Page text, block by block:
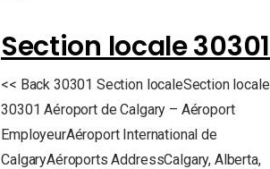
Section locale 30301
<< Back 30301 Section localeSection locale
30301 Aéroport de Calgary – Aéroport
EmployeurAéroport International de
CalgaryAéroports AddressCalgary, Alberta,